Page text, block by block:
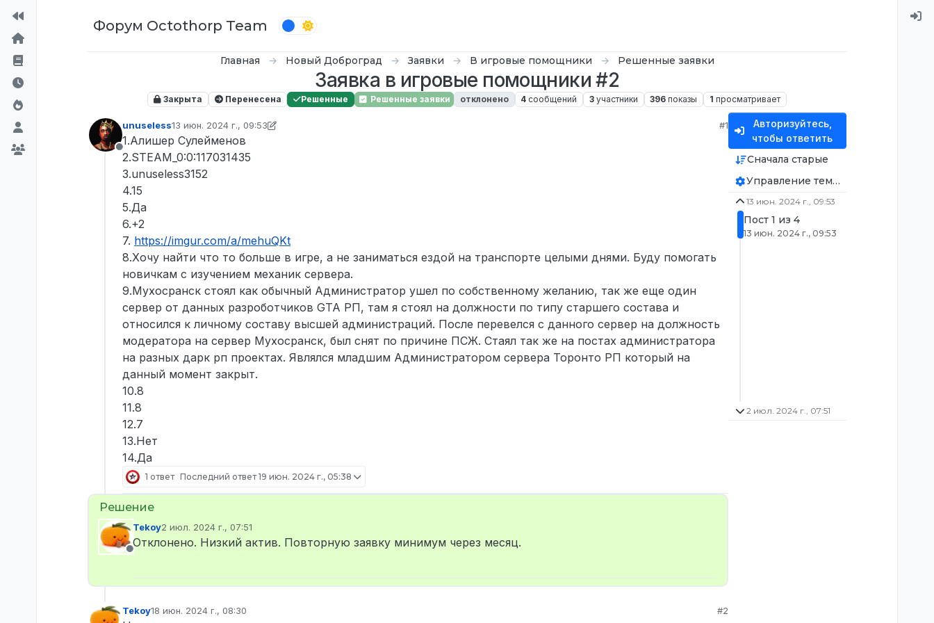
Форум Octothorp Team
Главная Новый Доброград Заявки В игровые помощники Решенные заявки
Заявка в игровые помощники #2
Закрыта Перенесена Решенные Решенные заявки отклонено 4 сообщений 3 участники 396 показы 1 просматривает
Не в сети
unuseless13 июн. 2024 г., 09:53
отредактировано Tekoy
#1
1.Алишер Сулейменов
2.STEAM_0:0:117031435
3.unuseless3152
4.15
5.Да
6.+2
7. https://imgur.com/a/mehuQKt
8.Хочу найти что то больше в игре, а не заниматься ездой на транспорте целыми днями. Буду помогать
новичкам с изучением механик сервера.
9.Мухосранск стоял как обычный Администратор ушел по собственному желанию, так же еще один
сервер от данных разроботчиков GTA РП, там я стоял на должности по типу старшего состава и
относился к личному составу высшей администраций. После перевелся с данного сервер на должность
модератора на сервер Мухосранск, был снят по причине ПСЖ. Стаял так же на постах администратора
на разных дарк рп проектах. Являлся младшим Администратором сервера Торонто РП который на
данный момент закрыт.
10.8
11.8
12.7
13.Нет
14.Да
1 ответ Последний ответ19 июн. 2024 г., 05:38
Не в сети
Tekoy2 июл. 2024 г., 07:51
отредактировано
Отклонено. Низкий актив. Повторную заявку минимум через месяц.
Tekoy18 июн. 2024 г., 08:30
отредактировано
#2
Авторизуйтесь,
чтобы ответить
Сначала старые
Управление темой
13 июн. 2024 г., 09:53
Пост 1 из 4
13 июн. 2024 г., 09:53
2 июл. 2024 г., 07:51